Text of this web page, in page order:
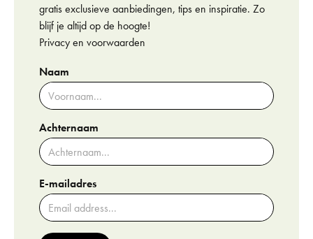
gratis exclusieve aanbiedingen, tips en inspiratie. Zo
blijf je altijd op de hoogte!
Privacy en voorwaarden
Naam
Achternaam
E-mailadres